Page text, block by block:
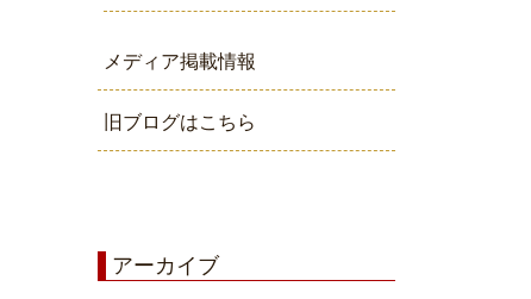
メディア掲載情報
旧ブログはこちら
アーカイブ